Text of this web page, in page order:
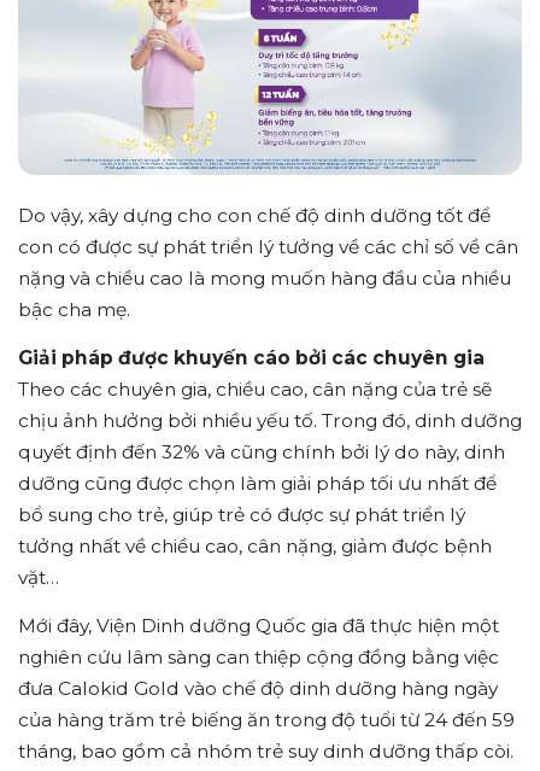
Do vậy, xây dựng cho con chế độ dinh dưỡng tốt để
con có được sự phát triển lý tưởng về các chỉ số về cân
nặng và chiều cao là mong muốn hàng đầu của nhiều
bậc cha mẹ.
Giải pháp được khuyến cáo bởi các chuyên gia
Theo các chuyên gia, chiều cao, cân nặng của trẻ sẽ
chịu ảnh hưởng bởi nhiều yếu tố. Trong đó, dinh dưỡng
quyết định đến 32% và cũng chính bởi lý do này, dinh
dưỡng cũng được chọn làm giải pháp tối ưu nhất để
bổ sung cho trẻ, giúp trẻ có được sự phát triển lý
tưởng nhất về chiều cao, cân nặng, giảm được bệnh
vặt…
Mới đây, Viện Dinh dưỡng Quốc gia đã thực hiện một
nghiên cứu lâm sàng can thiệp cộng đồng bằng việc
đưa Calokid Gold vào chế độ dinh dưỡng hàng ngày
của hàng trăm trẻ biếng ăn trong độ tuổi từ 24 đến 59
tháng, bao gồm cả nhóm trẻ suy dinh dưỡng thấp còi.